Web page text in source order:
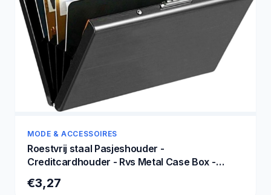
MODE & ACCESSOIRES
Roestvrij staal Pasjeshouder -
Creditcardhouder - Rvs Metal Case Box -
€3,27